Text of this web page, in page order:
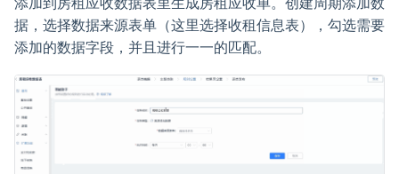
据，选择数据来源表单（这里选择收租信息表），勾选需要
添加的数据字段，并且进行一一的匹配。